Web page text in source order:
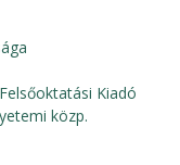
Kiadó
közp.